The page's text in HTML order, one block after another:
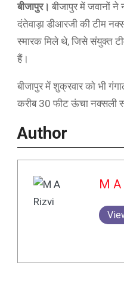
बीजापुर। बीजापुर में जवानों
दंतेवाड़ा डीआरजी की टीम
स्मारक मिले थे, जिसे संयुक्त
हैं।
बीजापुर में शुक्रवार को भी
करीब 30 फीट ऊंचा नक्सली
Author
M A